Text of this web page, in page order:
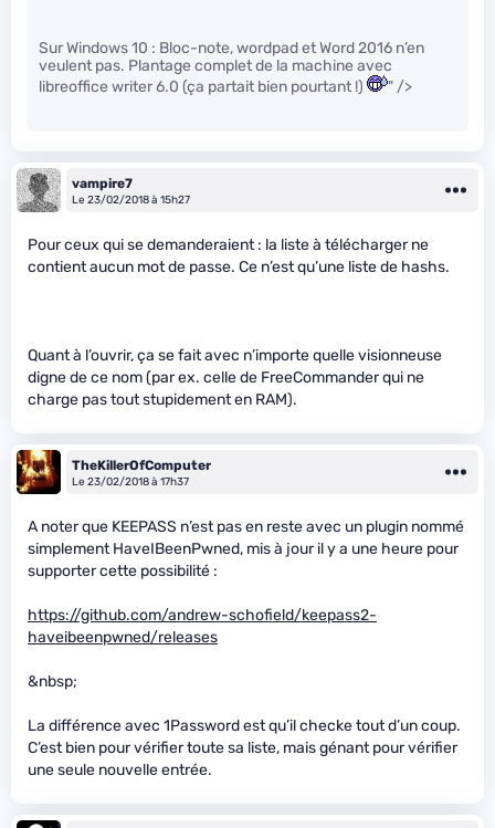
Sur Windows 10 : Bloc-note, wordpad et Word 2016 n’en
veulent pas. Plantage complet de la machine avec
libreoffice writer 6.0 (ça partait bien pourtant !)
" />
vampire7
Le 23/02/2018 à 15h27
Pour ceux qui se demanderaient : la liste à télécharger ne
contient aucun mot de passe. Ce n’est qu’une liste de hashs.
Quant à l’ouvrir, ça se fait avec n’importe quelle visionneuse
digne de ce nom (par ex. celle de FreeCommander qui ne
charge pas tout stupidement en RAM).
TheKillerOfComputer
Le 23/02/2018 à 17h37
A noter que KEEPASS n’est pas en reste avec un plugin nommé
simplement HaveIBeenPwned, mis à jour il y a une heure pour
supporter cette possibilité :
https://github.com/andrew-schofield/keepass2-
haveibeenpwned/releases
&nbsp;
La différence avec 1Password est qu’il checke tout d’un coup.
C’est bien pour vérifier toute sa liste, mais génant pour vérifier
une seule nouvelle entrée.